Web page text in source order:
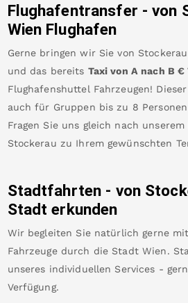
Flughafentransfer - von
Wien Flughafen
Gerne bringen wir Sie von Stockerau
und das bereits Taxi von A nach B €
Flughafenshuttel Fahrzeugen!
auch für Gruppen bis zu 8
Fragen Sie uns gleich nach
Stockerau zu Ihrem gewünschten
Stadtfahrten - von
Stadt erkunden
Wir begleiten Sie natürlich gerne
Fahrzeuge durch die Stadt Wien.
unseres individuellen Services -
Verfügung.